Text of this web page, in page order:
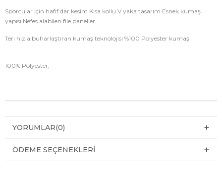
Sporcular için hafif dar kesim Kısa kollu V yaka tasarım Esnek kumaş
yapısı Nefes alabilen file paneller.
Teri hızla buharlaştıran kumaş teknolojisi %100 Polyester kumaş
100% Polyester;
YORUMLAR(0)
ÖDEME SEÇENEKLERI